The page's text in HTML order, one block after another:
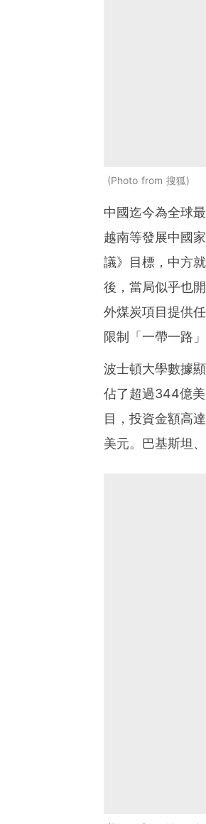
Photo from 搜狐
中國迄今為全球
越南等發展中國
議》目標，中方
後，當局似乎也
外煤炭項目提供
限制「一帶一路
波士頓大學數據
佔了超過344億
目，投資金額高
美元。巴基斯坦